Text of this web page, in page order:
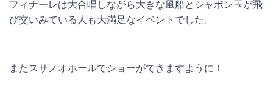
フィナーレは大合唱しながら大きな風船とシャボン玉が飛
び交いみている人も大満足なイベントでした。
またスサノオホールでショーができますように！